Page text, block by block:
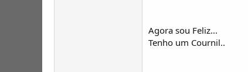
Agora sou Feliz...
Tenho um Cournil..